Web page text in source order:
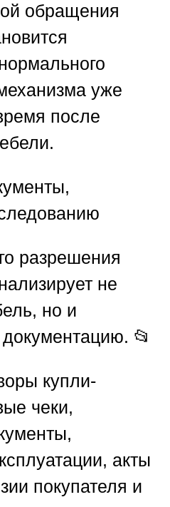
обращения
уже
после
разрешения
не
но и
📂
купли-
чеки,
акты
покупателя и